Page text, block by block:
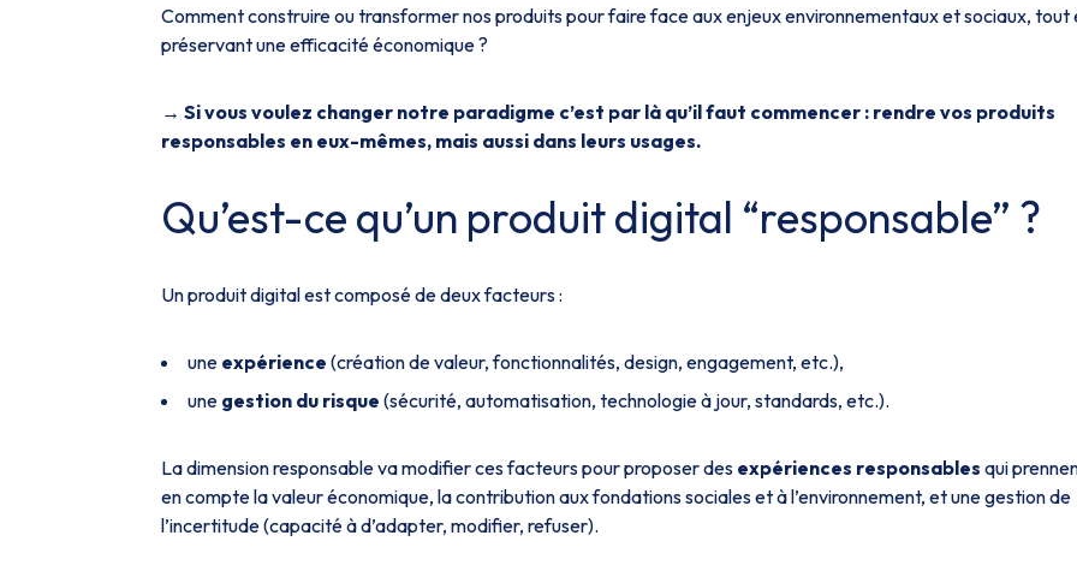
Comment construire ou transformer nos produits pour faire face aux enjeux environnementaux et sociaux, tout
préservant une efficacité économique ?
→ Si vous voulez changer notre paradigme c’est par là qu’il faut commencer : rendre vos produits
responsables en eux-mêmes, mais aussi dans leurs usages.
Qu’est-ce qu’un produit digital “responsable” ?
Un produit digital est composé de deux facteurs :
une expérience (création de valeur, fonctionnalités, design, engagement, etc.),
une gestion du risque (sécurité, automatisation, technologie à jour, standards, etc.).
La dimension responsable va modifier ces facteurs pour proposer des expériences responsables qui
en compte la valeur économique, la contribution aux fondations sociales et à l’environnement, et une gestion de
l’incertitude (capacité à d’adapter, modifier, refuser).